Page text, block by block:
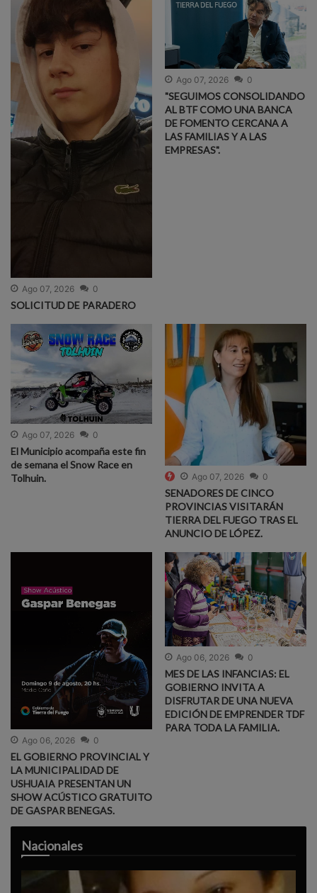
Ago 07, 2026 0
SOLICITUD DE PARADERO
Ago 07, 2026 0
"SEGUIMOS CONSOLIDANDO
AL BTF COMO UNA BANCA
DE FOMENTO CERCANA A
LAS FAMILIAS Y A LAS
EMPRESAS".
Ago 07, 2026 0
El Municipio acompaña este fin
de semana el Snow Race en
Tolhuin.
Ago 07, 2026 0
SENADORES DE CINCO
PROVINCIAS VISITARÁN
TIERRA DEL FUEGO TRAS EL
ANUNCIO DE LÓPEZ.
Ago 06, 2026 0
EL GOBIERNO PROVINCIAL Y
LA MUNICIPALIDAD DE
USHUAIA PRESENTAN UN
SHOW ACÚSTICO GRATUITO
DE GASPAR BENEGAS.
Ago 06, 2026 0
MES DE LAS INFANCIAS: EL
GOBIERNO INVITA A
DISFRUTAR DE UNA NUEVA
EDICIÓN DE EMPRENDER TDF
PARA TODA LA FAMILIA.
Nacionales